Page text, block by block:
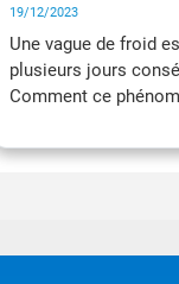
19/12/2023
Une vague de froid
plusieurs jours
Comment ce